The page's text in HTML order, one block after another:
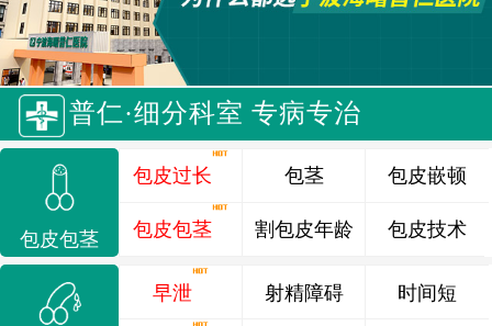
普仁·细分科室 专病专治
包皮包茎
包皮过长
包皮包茎
包茎
割包皮年龄
包皮嵌顿
包皮技术
早泄 射精障碍 时间短